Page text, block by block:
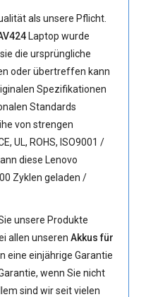
als unsere Pflicht.
Laptop wurde
die ursprüngliche
oder übertreffen kann
Spezifikationen
Standards
von strengen
UL, ROHS, ISO9001 /
diese Lenovo
Zyklen geladen /
unsere Produkte
allen unserenAkkus für
eine einjährige Garantie
wenn Sie nicht
sind wir seit vielen